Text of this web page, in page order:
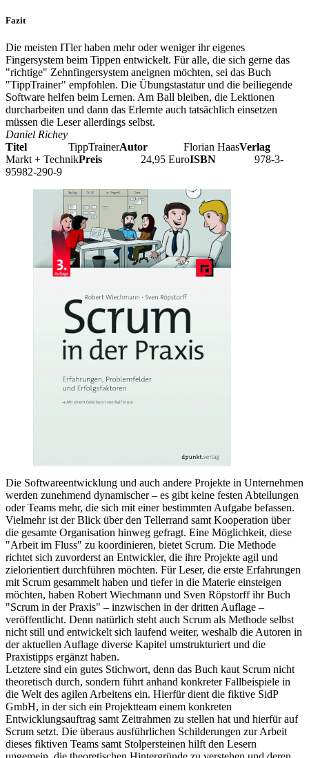
Fazit
Die meisten ITler haben mehr oder weniger ihr eigenes
Fingersystem beim Tippen entwickelt. Für alle, die sich gerne das
"richtige" Zehnfingersystem aneignen möchten, sei das Buch
"TippTrainer" empfohlen. Die Übungstastatur und die beiliegende
Software helfen beim Lernen. Am Ball bleiben, die Lektionen
durcharbeiten und dann das Erlernte auch tatsächlich einsetzen
müssen die Leser allerdings selbst.
Daniel Richey
Titel TippTrainerAutor Florian HaasVerlag
Markt + TechnikPreis 24,95 EuroISBN 978-3-
95982-290-9
Die Softwareentwicklung und auch andere Projekte in Unternehmen
werden zunehmend dynamischer – es gibt keine festen Abteilungen
oder Teams mehr, die sich mit einer bestimmten Aufgabe befassen.
Vielmehr ist der Blick über den Tellerrand samt Kooperation über
die gesamte Organisation hinweg gefragt. Eine Möglichkeit, diese
"Arbeit im Fluss" zu koordinieren, bietet Scrum. Die Methode
richtet sich zuvorderst an Entwickler, die ihre Projekte agil und
zielorientiert durchführen möchten. Für Leser, die erste Erfahrungen
mit Scrum gesammelt haben und tiefer in die Materie einsteigen
möchten, haben Robert Wiechmann und Sven Röpstorff ihr Buch
"Scrum in der Praxis" – inzwischen in der dritten Auflage –
veröffentlicht. Denn natürlich steht auch Scrum als Methode selbst
nicht still und entwickelt sich laufend weiter, weshalb die Autoren in
der aktuellen Auflage diverse Kapitel umstrukturiert und die
Praxistipps ergänzt haben.
Letztere sind ein gutes Stichwort, denn das Buch kaut Scrum nicht
theoretisch durch, sondern führt anhand konkreter Fallbeispiele in
die Welt des agilen Arbeitens ein. Hierfür dient die fiktive SidP
GmbH, in der sich ein Projektteam einem konkreten
Entwicklungsauftrag samt Zeitrahmen zu stellen hat und hierfür auf
Scrum setzt. Die überaus ausführlichen Schilderungen zur Arbeit
dieses fiktiven Teams samt Stolpersteinen hilft den Lesern